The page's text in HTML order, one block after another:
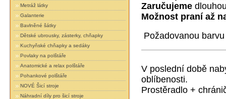
Metráž látky
Galanterie
Bavlněné šátky
Dětské ubrousky, zásterky, chňapky
Kuchyňské chňapky a sedáky
Povlaky na polštáře
Anatomické a relax polštáře
Pohankové polštáře
NOVÉ Šicí stroje
Náhradní díly pro šicí stroje
Zaručujeme
Možnost praní až
Požadovanou
V poslední době
oblíbenosti.
Prostěradlo +